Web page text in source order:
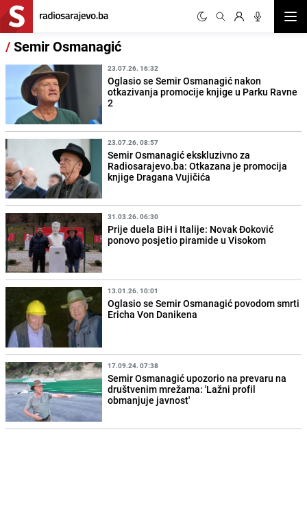
/Semir Osmanagić
23.07.26. 16:32
Oglasio se Semir Osmanagić nakon
otkazivanja promocije knjige u Parku Ravne
2
23.07.26. 08:57
Semir Osmanagić ekskluzivno za
Radiosarajevo.ba: Otkazana je promocija
knjige Dragana Vujičića
31.03.26. 06:30
Prije duela BiH i Italije: Novak Đoković
ponovo posjetio piramide u Visokom
13.01.26. 10:01
Oglasio se Semir Osmanagić povodom smrti
Ericha Von Danikena
17.09.24. 07:38
Semir Osmanagić upozorio na prevaru na
društvenim mrežama: 'Lažni profil
obmanjuje javnost'